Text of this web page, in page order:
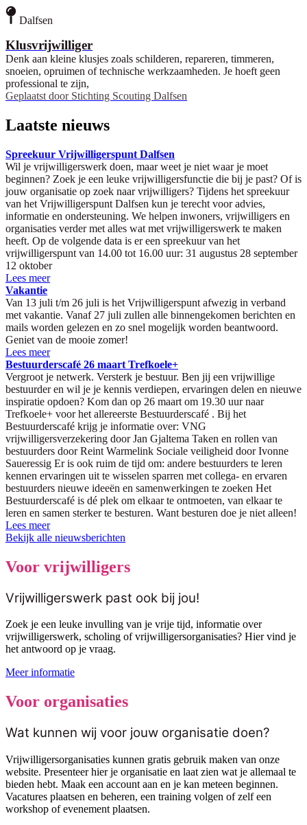
Dalfsen
Klusvrijwilliger
Denk aan kleine klusjes zoals schilderen, repareren, timmeren,
snoeien, opruimen of technische werkzaamheden. Je hoeft geen
professional te zijn,
Geplaatst door Stichting Scouting Dalfsen
Laatste nieuws
Spreekuur Vrijwilligerspunt Dalfsen
Wil je vrijwilligerswerk doen, maar weet je niet waar je moet
beginnen? Zoek je een leuke vrijwilligersfunctie die bij je past? Of is
jouw organisatie op zoek naar vrijwilligers? Tijdens het spreekuur
van het Vrijwilligerspunt Dalfsen kun je terecht voor advies,
informatie en ondersteuning. We helpen inwoners, vrijwilligers en
organisaties verder met alles wat met vrijwilligerswerk te maken
heeft. Op de volgende data is er een spreekuur van het
vrijwilligerspunt van 14.00 tot 16.00 uur: 31 augustus 28 september
12 oktober
Lees meer
Vakantie
Van 13 juli t/m 26 juli is het Vrijwilligerspunt afwezig in verband
met vakantie. Vanaf 27 juli zullen alle binnengekomen berichten en
mails worden gelezen en zo snel mogelijk worden beantwoord.
Geniet van de mooie zomer!
Lees meer
Bestuurderscafé 26 maart Trefkoele+
Vergroot je netwerk. Versterk je bestuur. Ben jij een vrijwillige
bestuurder en wil je je kennis verdiepen, ervaringen delen en nieuwe
inspiratie opdoen? Kom dan op 26 maart om 19.30 uur naar
Trefkoele+ voor het allereerste Bestuurderscafé . Bij het
Bestuurderscafé krijg je informatie over: VNG
vrijwilligersverzekering door Jan Gjaltema Taken en rollen van
bestuurders door Reint Warmelink Sociale veiligheid door Ivonne
Saueressig Er is ook ruim de tijd om: andere bestuurders te leren
kennen ervaringen uit te wisselen sparren met collega- en ervaren
bestuurders nieuwe ideeën en samenwerkingen te zoeken Het
Bestuurderscafé is dé plek om elkaar te ontmoeten, van elkaar te
leren en samen sterker te besturen. Want besturen doe je niet alleen!
Lees meer
Bekijk alle nieuwsberichten
Voor vrijwilligers
Vrijwilligerswerk past ook bij jou!
Zoek je een leuke invulling van je vrije tijd, informatie over
vrijwilligerswerk, scholing of vrijwilligersorganisaties? Hier vind je
het antwoord op je vraag.
Meer informatie
Voor organisaties
Wat kunnen wij voor jouw organisatie doen?
Vrijwilligersorganisaties kunnen gratis gebruik maken van onze
website. Presenteer hier je organisatie en laat zien wat je allemaal te
bieden hebt. Maak een account aan en je kan meteen beginnen.
Vacatures plaatsen en beheren, een training volgen of zelf een
workshop of evenement plaatsen.